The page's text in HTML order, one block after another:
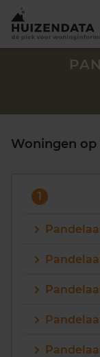
Woningen op
1